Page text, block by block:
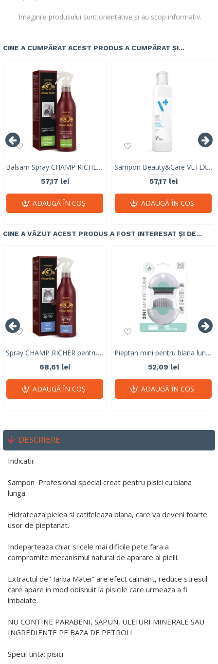
Imaginile produsului sunt orientative și au scop informativ.
CINE A CUMPĂRAT ACEST PRODUS A CUMPĂRAT ȘI...
Balsam Spray CHAMP RICHER pentru REVITALIZARE, 250 ml
57,17 lei
ADAUGĂ ÎN COŞ
Sampon Beauty&Care VETEXPERT, 250ml
57,17 lei
ADAUGĂ ÎN COŞ
CINE A VĂZUT ACEST PRODUS A FOST INTERESAT ȘI DE...
Spray CHAMP RICHER pentru descalcire PISICI, 250 ml
68,61 lei
ADAUGĂ ÎN COŞ
Pieptan mini pentru blana lunga (mint) 10120799
52,09 lei
ADAUGĂ ÎN COŞ
DESCRIERE
Indicatii:
Sampon Profesional special creat pentru pisici cu blana
lunga.
Hidrateaza pielea si catifeleaza blana, care va deveni foarte
usor de pieptanat.
Indeparteaza chiar si cele mai dificile pete fara a
compromite mecanismul natural de aparare al pielii.
Extractul de" Iarba Matei" are efect calmant, reduce stresul
care apare in mod obisnuit la pisicile care urmeaza a fi
imbaiate.
NU CONTINE PARABENI, SAPUN, ULEIURI MINERALE SAU
INGREDIENTE PE BAZA DE PETROL!
Specii tinta: pisici